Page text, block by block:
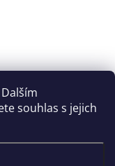
souhlas s jejich